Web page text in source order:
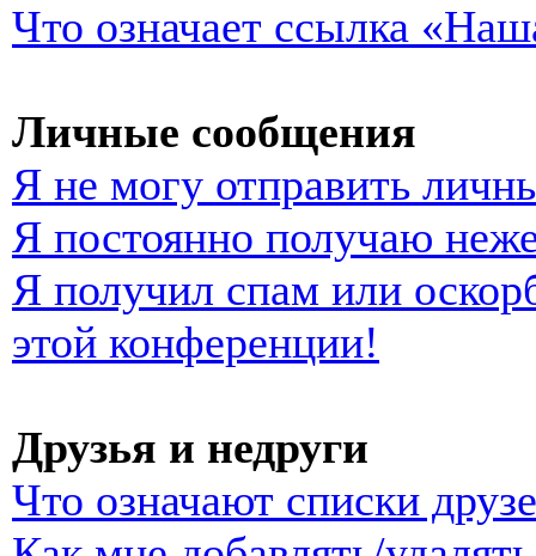
Что означает ссылка
Личные сообщения
Я не могу отправить
Я постоянно получаю
Я получил спам или
этой конференции!
Друзья и недруги
Что означают списки